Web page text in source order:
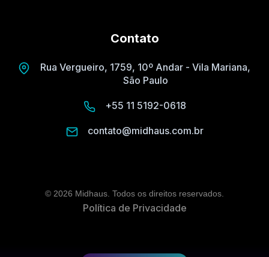
Contato
Rua Vergueiro, 1759, 10º Andar - Vila Mariana,
São Paulo
+55 11 5192-0618
contato@midhaus.com.br
© 2026 Midhaus. Todos os direitos reservados.
Política de Privacidade